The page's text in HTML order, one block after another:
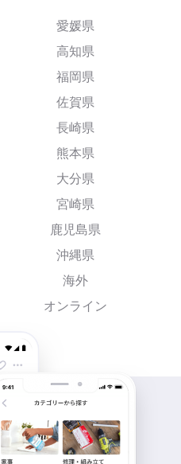
愛媛県
高知県
福岡県
佐賀県
長崎県
熊本県
大分県
宮崎県
鹿児島県
沖縄県
海外
オンライン